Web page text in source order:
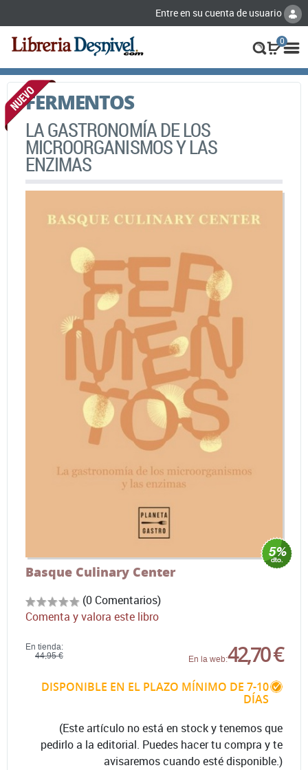
Entre en su cuenta de usuario
0
FERMENTOS
LA GASTRONOMÍA DE LOS
MICROORGANISMOS Y LAS
ENZIMAS
Basque Culinary Center
(0 Comentarios)
Comenta y valora este libro
En tienda:
44,95 €
En la web:42,70 €
DISPONIBLE EN EL PLAZO MÍNIMO DE 7-10
DÍAS
(Este artículo no está en stock y tenemos que
pedirlo a la editorial. Puedes hacer tu compra y te
avisaremos cuando esté disponible.)